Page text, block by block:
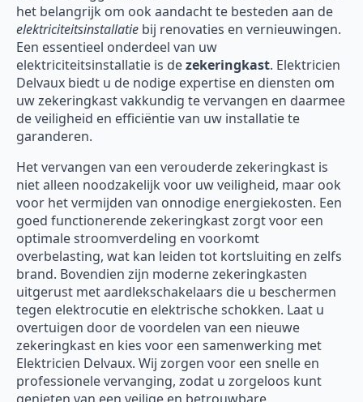
het belangrijk om ook aandacht te besteden aan de
elektriciteitsinstallatie bij renovaties en vernieuwingen.
Een essentieel onderdeel van uw
elektriciteitsinstallatie is dezekeringkast. Elektricien
Delvaux biedt u de nodige expertise en diensten om
uw zekeringkast vakkundig te vervangen en daarmee
de veiligheid en efficiëntie van uw installatie te
garanderen.
Het vervangen van een verouderde zekeringkast is
niet alleen noodzakelijk voor uw veiligheid, maar ook
voor het vermijden van onnodige energiekosten. Een
goed functionerende zekeringkast zorgt voor een
optimale stroomverdeling en voorkomt
overbelasting, wat kan leiden tot kortsluiting en zelfs
brand. Bovendien zijn moderne zekeringkasten
uitgerust met aardlekschakelaars die u beschermen
tegen elektrocutie en elektrische schokken. Laat u
overtuigen door de voordelen van een nieuwe
zekeringkast en kies voor een samenwerking met
Elektricien Delvaux. Wij zorgen voor een snelle en
professionele vervanging, zodat u zorgeloos kunt
genieten van een veilige en betrouwbare